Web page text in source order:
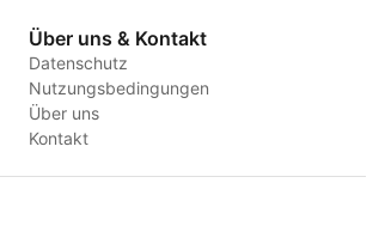
Über uns & Kontakt
Datenschutz
Nutzungsbedingungen
Über uns
Kontakt